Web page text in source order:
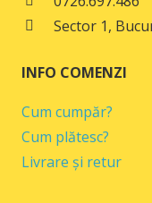
Sector 1,
INFO COMENZI
Cum cumpăr?
Cum plătesc?
Livrare și retur